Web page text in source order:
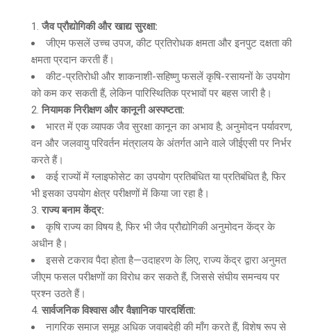
जैव प्रौद्योगिकी और खाद्य सुरक्षा:
जीएम फसलें उच्च उपज, कीट प्रतिरोधक क्षमता और इनपुट दक्षता की
क्षमता प्रदान करती हैं।
कीट-प्रतिरोधी और शाकनाशी-सहिष्णु फसलें कृषि-रसायनों के उपयोग
को कम कर सकती हैं, लेकिन पारिस्थितिक प्रभावों पर बहस जारी है।
नियामक निरीक्षण और कानूनी अस्पष्टता:
भारत में एक व्यापक जैव सुरक्षा कानून का अभाव है; अनुमोदन पर्यावरण,
वन और जलवायु परिवर्तन मंत्रालय के अंतर्गत आने वाले जीईएसी पर निर्भर
करते हैं।
कई राज्यों में ग्लाइफोसेट का उपयोग प्रतिबंधित या प्रतिबंधित है, फिर
भी इसका उपयोग क्षेत्र परीक्षणों में किया जा रहा है।
राज्य बनाम केंद्र:
कृषि राज्य का विषय है, फिर भी जैव प्रौद्योगिकी अनुमोदन केंद्र के
अधीन है।
इससे टकराव पैदा होता है—उदाहरण के लिए, राज्य केंद्र द्वारा अनुमत
जीएम फसल परीक्षणों का विरोध कर सकते हैं, जिससे संघीय समन्वय पर
प्रश्न उठते हैं।
सार्वजनिक विश्वास और वैज्ञानिक पारदर्शिता:
नागरिक समाज समूह अधिक जवाबदेही की माँग करते हैं, विशेष रूप से